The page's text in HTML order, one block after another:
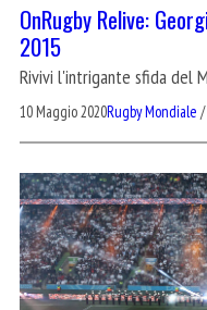
OnRugby Relive:
2015
Rivivi l'intrigante sfida del
10 Maggio 2020Rugby Mondiale /